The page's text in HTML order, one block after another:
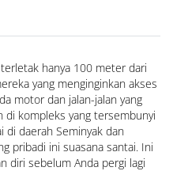
hanya 100 meter dari
yang menginginkan akses
motor dan jalan-jalan yang
di kompleks yang tersembunyi
di daerah Seminyak dan
pribadi ini suasana santai. Ini
diri sebelum Anda pergi lagi